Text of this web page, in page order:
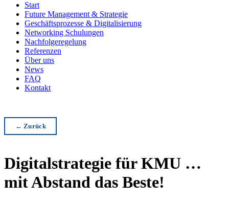
Start
Future Management & Strategie
Geschäftsprozesse & Digitalisierung
Networking Schulungen
Nachfolgeregelung
Referenzen
Über uns
News
FAQ
Kontakt
← Zurück
Digitalstrategie für KMU …
mit Abstand das Beste!